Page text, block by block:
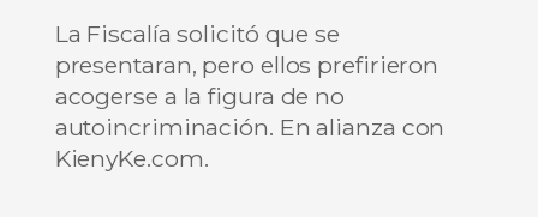
La Fiscalía solicitó que se
presentaran, pero ellos prefirieron
acogerse a la figura de no
autoincriminación. En alianza con
KienyKe.com.